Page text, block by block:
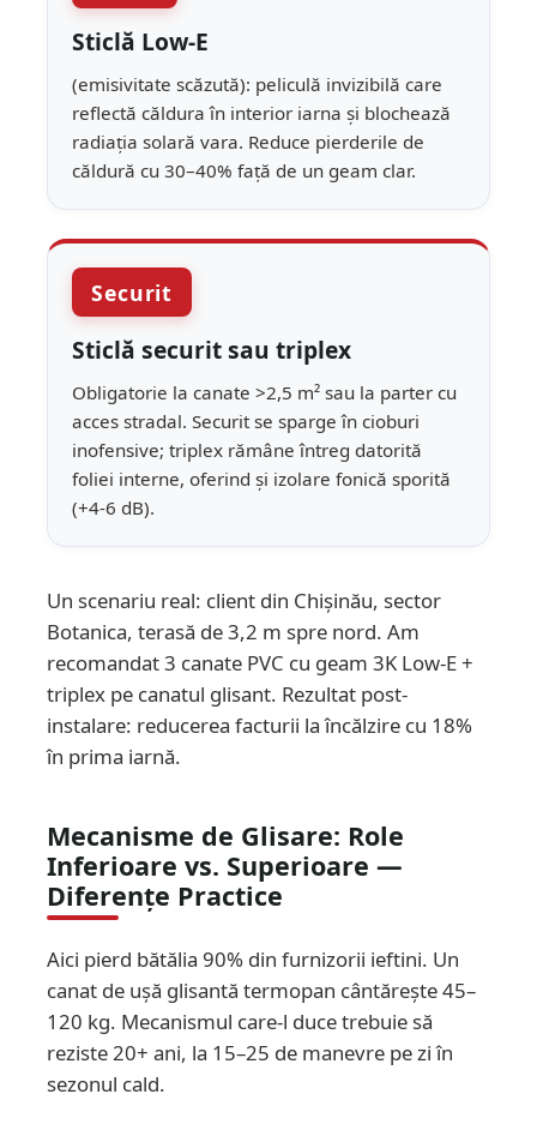
Sticlă Low-E
(emisivitate scăzută): peliculă invizibilă care
reflectă căldura în interior iarna și blochează
radiația solară vara. Reduce pierderile de
căldură cu 30–40% față de un geam clar.
Securit
Sticlă securit sau triplex
Obligatorie la canate >2,5 m² sau la parter cu
acces stradal. Securit se sparge în cioburi
inofensive; triplex rămâne întreg datorită
foliei interne, oferind și izolare fonică sporită
(+4-6 dB).
Un scenariu real: client din Chișinău, sector
Botanica, terasă de 3,2 m spre nord. Am
recomandat 3 canate PVC cu geam 3K Low-E +
triplex pe canatul glisant. Rezultat post-
instalare: reducerea facturii la încălzire cu 18%
în prima iarnă.
Mecanisme de Glisare: Role
Inferioare vs. Superioare —
Diferențe Practice
Aici pierd bătălia 90% din furnizorii ieftini. Un
canat de ușă glisantă termopan cântărește 45–
120 kg. Mecanismul care-l duce trebuie să
reziste 20+ ani, la 15–25 de manevre pe zi în
sezonul cald.